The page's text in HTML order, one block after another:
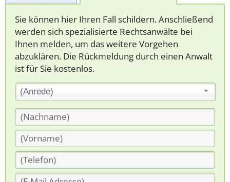
Sie können hier Ihren Fall schildern. Anschließend
werden sich spezialisierte Rechtsanwälte bei
Ihnen melden, um das weitere Vorgehen
abzuklären. Die Rückmeldung durch einen Anwalt
ist für Sie kostenlos.
(Anrede)